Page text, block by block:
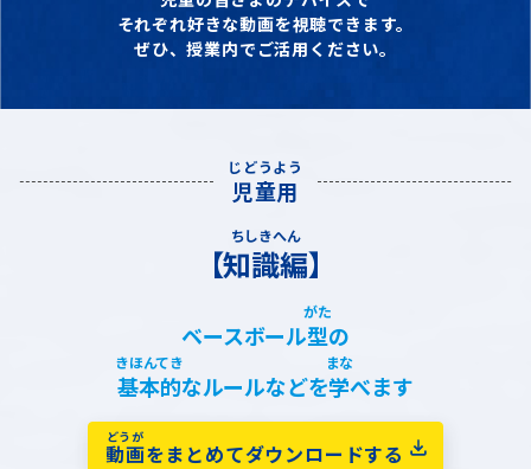
それぞれ好きな動画を視聴できます。
ぜひ、授業内でご活用ください。
児童用
【知識編】
ベースボール型の
基本的なルールなどを学べます
動画をまとめてダウンロードする